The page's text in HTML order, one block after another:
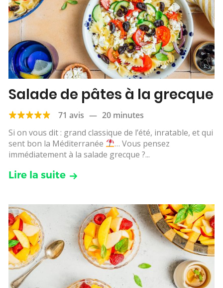
Salade de pâtes à la grecque
71 avis — 20 minutes
Si on vous dit : grand classique de l’été, inratable, et qui
sent bon la Méditerranée
… Vous pensez
immédiatement à la salade grecque ?...
Lire la suite